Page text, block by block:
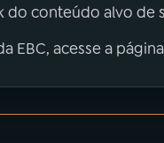
do conteúdo alvo de
EBC, acesse a